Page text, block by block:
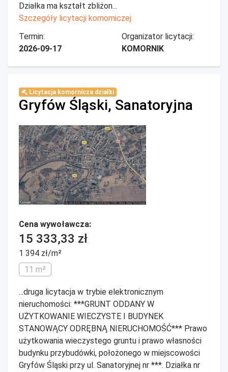
Działka ma kształt zbliżon...
Szczegóły licytacji komorniczej
Termin:
2026-09-17
Organizator licytacji:
KOMORNIK
Licytacja komornicza działki
Gryfów Śląski, Sanatoryjna
Cena wywoławcza:
15 333,33 zł
1 394 zł/m²
11 m²
...druga licytacja w trybie elektronicznym
nieruchomości: ***GRUNT ODDANY W
UŻYTKOWANIE WIECZYSTE I BUDYNEK
STANOWĄCY ODRĘBNĄ NIERUCHOMOŚĆ*** Prawo
użytkowania wieczystego gruntu i prawo własności
budynku przybudówki, położonego w miejscowości
Gryfów Śląski przy ul. Sanatoryjnej nr ***. Działka nr